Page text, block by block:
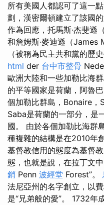
所有美國人都認可了這一
劃，漢密爾頓建立了該國
作為回應，托馬斯·杰斐遜
和詹姆斯·麥迪遜（James
（被稱為民主共和黨的歷
html der 台中市整骨
歐洲大陸和一些加勒比海群
的平等國家是荷蘭，阿魯
個加勒比群島，Bonaire，
Saba是荷蘭的一部分，是
國。 由於各個加勒比海群
種複雜的結構是在2010年
基督教信用的態度為基督
態，也就是說，在拉丁文
銷 Penn 波經堂 Forest”。
法尼亞州的名字創立，以
是“兄弟般的愛”。 1732年